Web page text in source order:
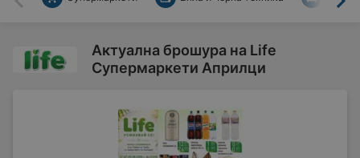
Назад
Актуална брошура на Life
Супермаркети Априлци